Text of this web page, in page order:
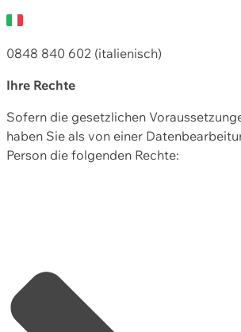
0848 840 602 (italienisch)
Ihre Rechte
Sofern die gesetzlichen
haben Sie als von einer
Person die folgenden Rechte: